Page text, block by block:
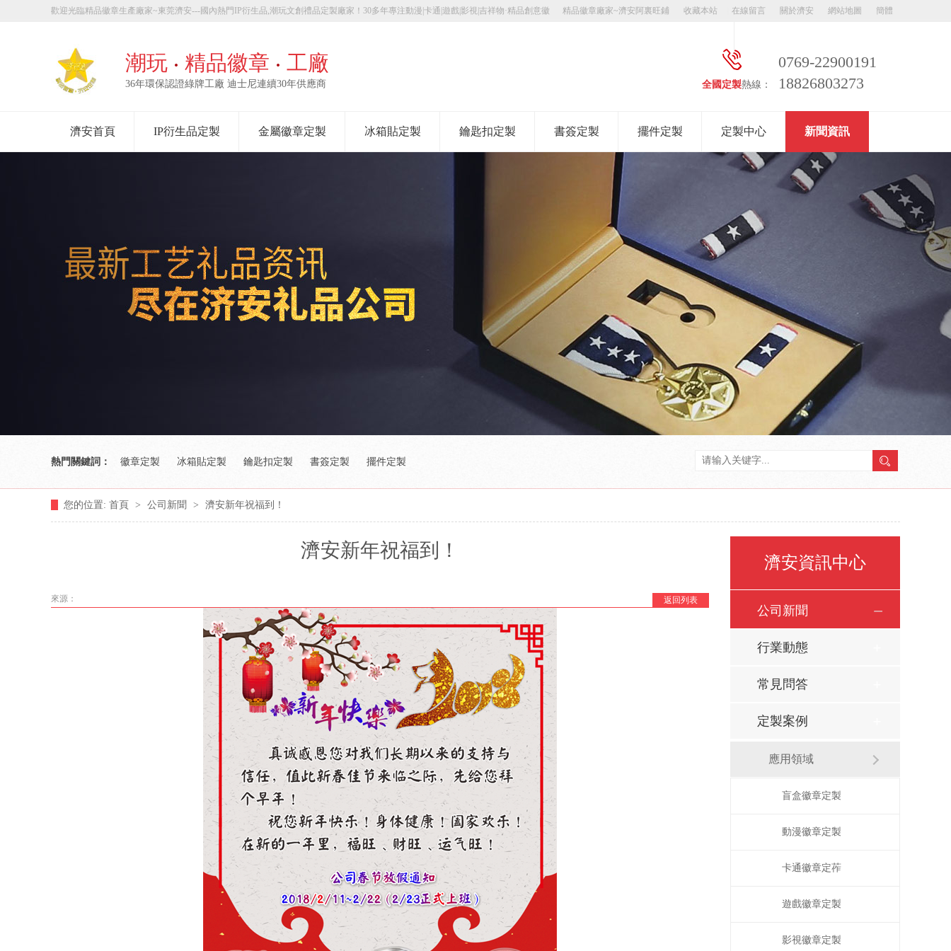
精品徽章廠家~濟安阿裏旺鋪 收藏本站 在線留言 關於濟安 網站地圖 簡體
歡迎光臨精品徽章生產廠家~東莞濟安---國內熱門IP衍生品,潮玩文創禮品定製廠家！30多年專注動漫|卡通|遊戲|影視|吉祥物·精品創意徽
潮玩 精品徽章 工廠
36年環保認證綠牌工廠 迪士尼連續30年供應商 全國定製熱線：
0769-22900191
18826803273
濟安首頁 IP衍生品定製 金屬徽章定製 冰箱貼定製 鑰匙扣定製 書簽定製 擺件定製 定製中心 新聞資訊
熱門關鍵詞： 徽章定製 冰箱貼定製 鑰匙扣定製 書簽定製 擺件定製
您的位置: 首頁 > 公司新聞 > 濟安新年祝福到！
濟安新年祝福到！
返回列表
來源：
濟安資訊中心
公司新聞
行業動態
常見問答
定製案例
應用領域
盲盒徽章定製
動漫徽章定製
卡通徽章定莋
遊戲徽章定製
影視徽章定製